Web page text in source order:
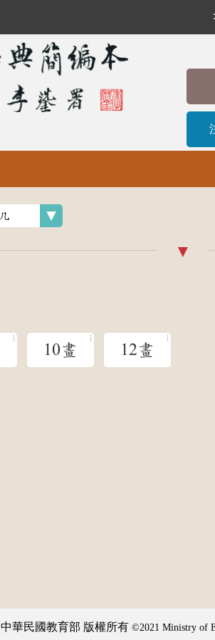
10畫 12畫
中華民國教育部 版權所有 ©2021 Ministry of